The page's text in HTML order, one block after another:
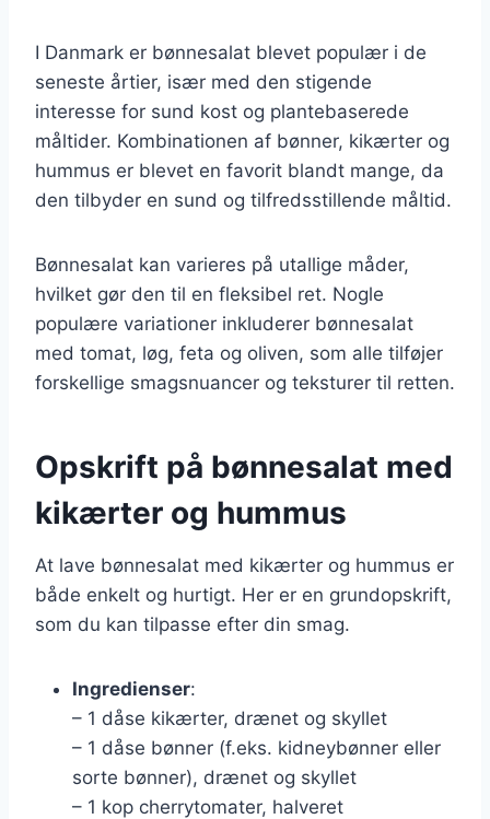
I Danmark er bønnesalat blevet populær i de
seneste årtier, især med den stigende
interesse for sund kost og plantebaserede
måltider. Kombinationen af bønner, kikærter og
hummus er blevet en favorit blandt mange, da
den tilbyder en sund og tilfredsstillende måltid.
Bønnesalat kan varieres på utallige måder,
hvilket gør den til en fleksibel ret. Nogle
populære variationer inkluderer bønnesalat
med tomat, løg, feta og oliven, som alle tilføjer
forskellige smagsnuancer og teksturer til retten.
Opskrift på bønnesalat med
kikærter og hummus
At lave bønnesalat med kikærter og hummus er
både enkelt og hurtigt. Her er en grundopskrift,
som du kan tilpasse efter din smag.
Ingredienser:
– 1 dåse kikærter, drænet og skyllet
– 1 dåse bønner (f.eks. kidneybønner eller
sorte bønner), drænet og skyllet
– 1 kop cherrytomater, halveret